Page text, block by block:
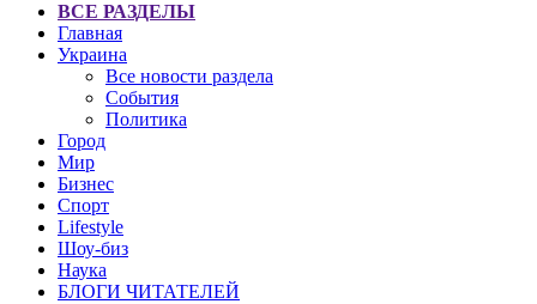
ВСЕ РАЗДЕЛЫ
Главная
Украина
Все новости раздела
События
Политика
Город
Мир
Бизнес
Спорт
Lifestyle
Шоу-биз
Наука
БЛОГИ ЧИТАТЕЛЕЙ